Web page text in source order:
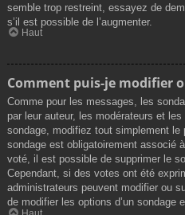
semble trop restreint, essayez de
s’il est possible de l’augmenter.
Haut
Comment puis-je modifier
Comme pour les messages, les
par leur auteur, les modérateurs et
sondage, modifiez tout simplement
sondage est obligatoirement associé
voté, il est possible de supprimer le
Cependant, si des votes ont été
administrateurs peuvent modifier ou
de modifier les options d’un sondage